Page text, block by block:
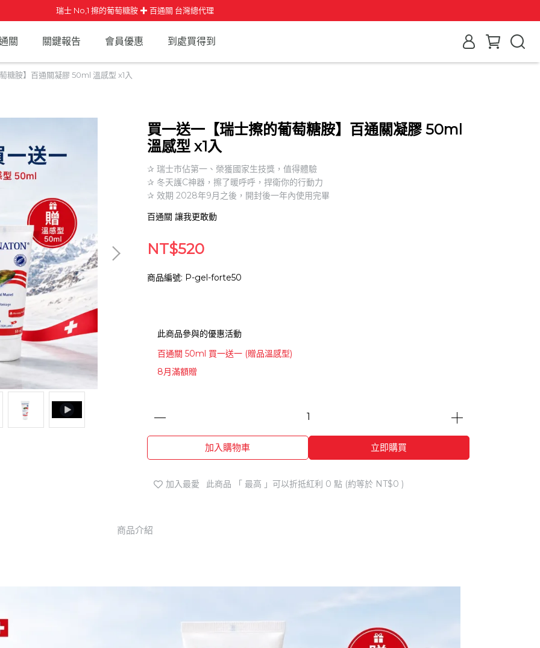
瑞士 No,1 擦的葡萄糖胺 ✚ 百通關 台灣總代理
關 關鍵報告 會員優惠 到處買得到
糖胺】百通關凝膠 50ml 溫感型 x1入
買一送一【瑞士擦的葡萄糖胺】百通關凝膠 50ml
溫感型 x1入
✰ 瑞士市佔第一、榮獲國家生技獎，值得體驗
✰ 冬天護C神器，擦了暖呼呼，捍衛你的行動力
✰ 效期 2028年9月之後，開封後一年內使用完畢
百通關 讓我更敢動
NT$520
商品編號: P-gel-forte50
此商品參與的優惠活動
百通關 50ml 買一送一 (贈品溫感型)
8月滿額贈
加入購物車 立即購買
加入最愛 此商品 「 最高 」可以折抵紅利 0 點 (約等於 NT$0 )
商品介紹